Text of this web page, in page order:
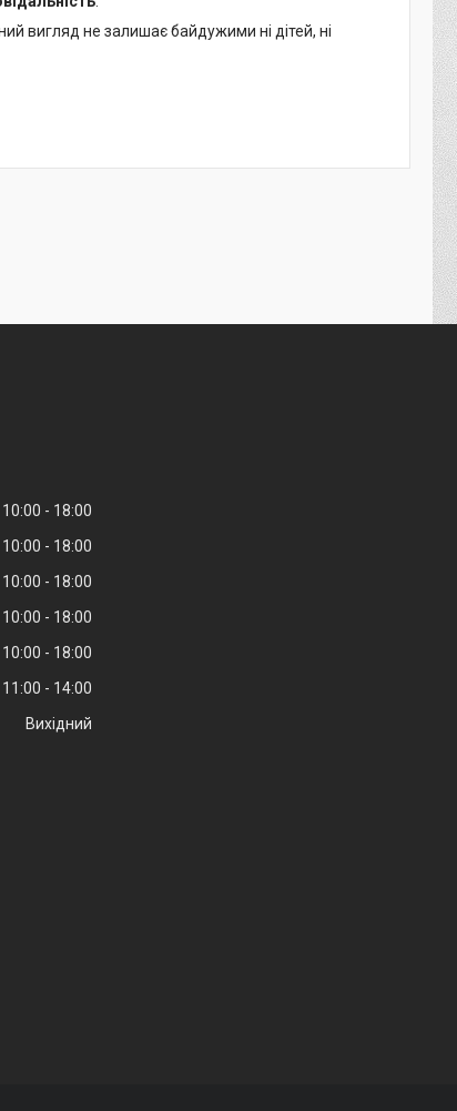
вигляд не залишає байдужими ні дітей, ні
10:00
18:00
10:00
18:00
10:00
18:00
10:00
18:00
10:00
18:00
11:00
14:00
Вихідний